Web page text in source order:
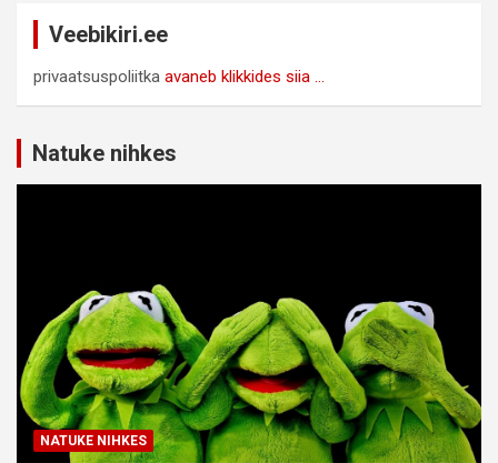
Veebikiri.ee
privaatsuspoliitka avaneb klikkides siia ...
Natuke nihkes
NATUKE NIHKES